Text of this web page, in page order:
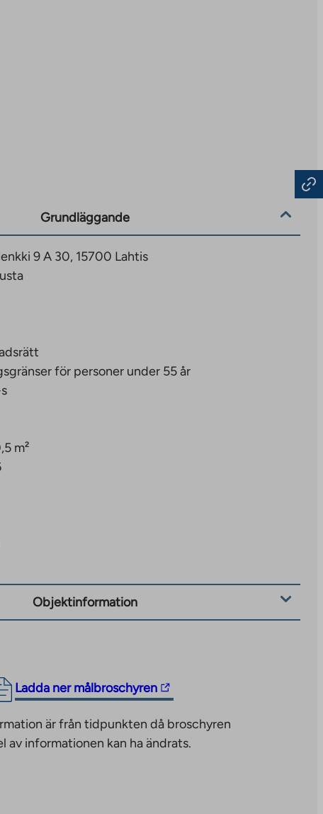
Grundläggande
9 A 30, 15700 Lahtis
för personer under 55 år
m²
Objektinformation
Ladda ner målbroschyren
The
takes
you
är från tidpunkten då broschyren
av informationen kan ha ändrats.